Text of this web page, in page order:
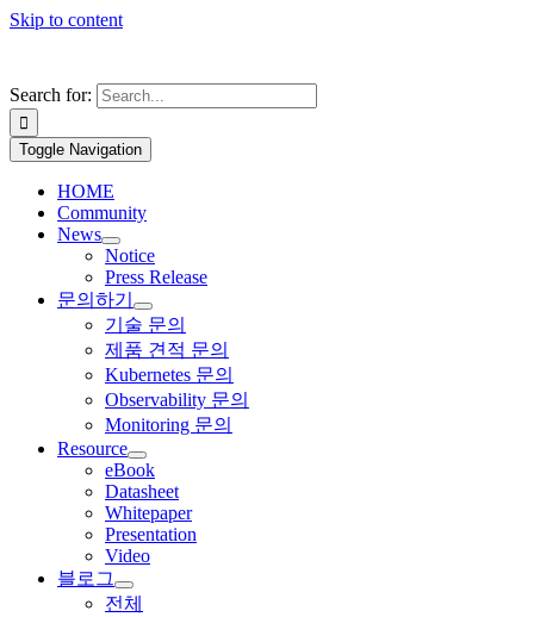
Skip to content
Search for:
Toggle Navigation
HOME
Community
News
Notice
Press Release
문의하기
기술 문의
제품 견적 문의
Kubernetes 문의
Observability 문의
Monitoring 문의
Resource
eBook
Datasheet
Whitepaper
Presentation
Video
블로그
전체